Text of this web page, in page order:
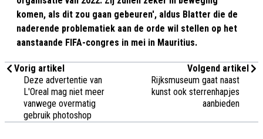
komen, als dit zou gaan gebeuren', aldus Blatter die de
naderende problematiek aan de orde wil stellen op het
aanstaande FIFA-congres in mei in Mauritius.
Vorig artikel
Deze advertentie van
L'Oreal mag niet meer
vanwege overmatig
gebruik photoshop
Volgend artikel
Rijksmuseum gaat naast
kunst ook sterrenhapjes
aanbieden